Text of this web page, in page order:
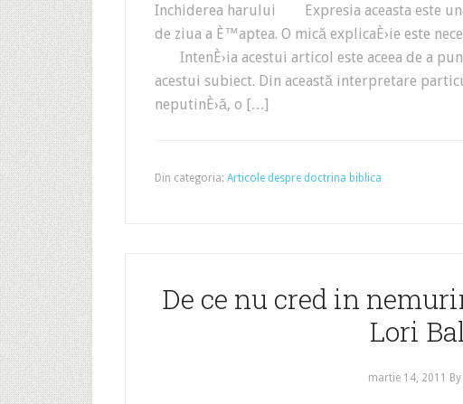
Inchiderea harului Expresia aceasta este
de ziua a È™aptea. O mică explicaÈ›ie este
IntenÈ›ia acestui articol este aceea de a
acestui subiect. Din această interpretare
neputinÈ›ă, o […]
Din categoria: Articole despre doctrina biblica
De ce nu cred in
Lori
martie 14, 2011 By